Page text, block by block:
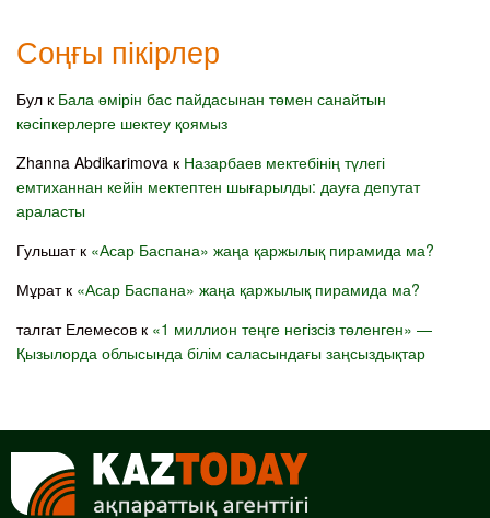
Соңғы пікірлер
Бул к Бала өмірін бас пайдасынан төмен санайтын
кәсіпкерлерге шектеу қоямыз
Zhanna Abdikarimova к Назарбаев мектебінің түлегі
емтиханнан кейін мектептен шығарылды: дауға депутат
араласты
Гульшатк «Асар Баспана» жаңа қаржылық пирамида ма?
Мұратк «Асар Баспана» жаңа қаржылық пирамида ма?
талгат Елемесов к «1 миллион теңге негізсіз төленген» —
Қызылорда облысында білім саласындағы заңсыздықтар